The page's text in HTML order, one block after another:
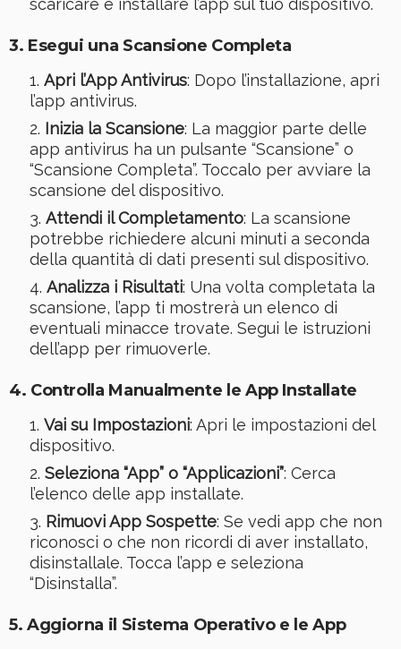
scaricare e installare l’app sul tuo dispositivo.
3. Esegui una Scansione Completa
Apri l’App Antivirus: Dopo l’installazione, apri
l’app antivirus.
Inizia la Scansione: La maggior parte delle
app antivirus ha un pulsante “Scansione” o
“Scansione Completa”. Toccalo per avviare la
scansione del dispositivo.
Attendi il Completamento: La scansione
potrebbe richiedere alcuni minuti a seconda
della quantità di dati presenti sul dispositivo.
Analizza i Risultati: Una volta completata la
scansione, l’app ti mostrerà un elenco di
eventuali minacce trovate. Segui le istruzioni
dell’app per rimuoverle.
4. Controlla Manualmente le App Installate
Vai su Impostazioni: Apri le impostazioni del
dispositivo.
Seleziona “App” o “Applicazioni”: Cerca
l’elenco delle app installate.
Rimuovi App Sospette: Se vedi app che non
riconosci o che non ricordi di aver installato,
disinstallale. Tocca l’app e seleziona
“Disinstalla”.
5. Aggiorna il Sistema Operativo e le App